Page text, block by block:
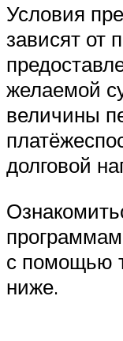
Условия
зависят от
желаемой
величины
долговой
с помощью
ниже.